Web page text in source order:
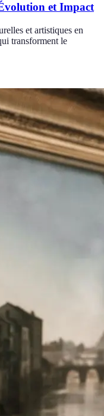
et Impact
et artistiques en
transforment le